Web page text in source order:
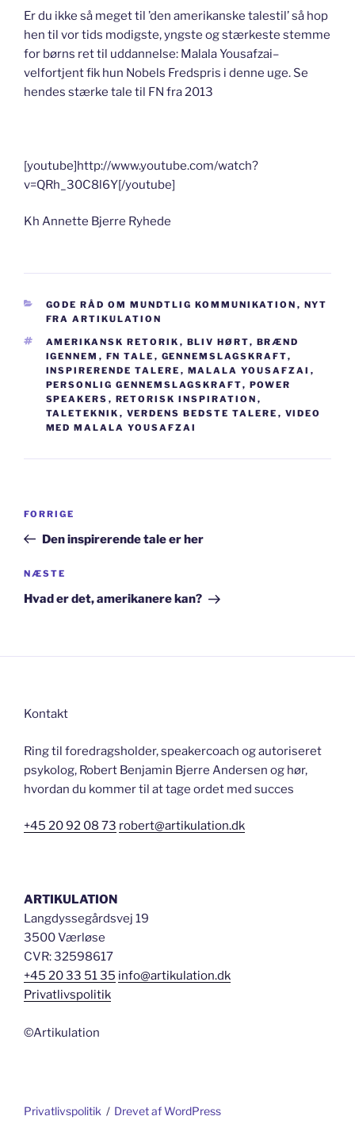
Er du ikke så meget til ’den amerikanske talestil’ så hop
hen til vor tids modigste, yngste og stærkeste stemme
for børns ret til uddannelse: Malala Yousafzai–
velfortjent fik hun Nobels Fredspris i denne uge. Se
hendes stærke tale til FN fra 2013
[youtube]http://www.youtube.com/watch?
v=QRh_30C8l6Y[/youtube]
Kh Annette Bjerre Ryhede
KATEGORIER
GODE RÅD OM MUNDTLIG KOMMUNIKATION , NYT
FRA ARTIKULATION
TAGS
AMERIKANSK RETORIK , BLIV HØRT, BRÆND
IGENNEM , FN TALE , GENNEMSLAGSKRAFT,
INSPIRERENDE TALERE , MALALA YOUSAFZAI ,
PERSONLIG GENNEMSLAGSKRAFT, POWER
SPEAKERS , RETORISK INSPIRATION ,
TALETEKNIK , VERDENS BEDSTE TALERE , VIDEO
MED MALALA YOUSAFZAI
Forrige
indlæg
FORRIGE
Den inspirerende tale er her
Næste
indlæg
NÆSTE
Hvad er det, amerikanere kan?
Kontakt
Ring til foredragsholder, speakercoach og autoriseret
psykolog, Robert Benjamin Bjerre Andersen og hør,
hvordan du kommer til at tage ordet med succes
+45 20 92 08 73 robert@artikulation.dk
ARTIKULATION
Langdyssegårdsvej 19
3500 Værløse
CVR: 32598617
+45 20 33 51 35 info@artikulation.dk
Privatlivspolitik
©Artikulation
Privatlivspolitik Drevet af WordPress